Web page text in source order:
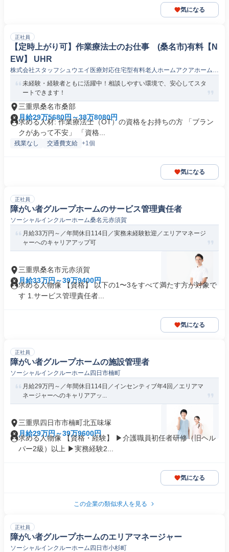
気になる
正社員
【定時上がり可】作業療法士のお仕事 (桑名市)有料【N
EW】 UHR
株式会社スタッフシュウエイ医療対応住宅型有料老人ホームアクアホームみ
え桑名
未経験・経験者ともに活躍中！相談しやすい環境で、安心してスタ
ートできます！
三重県桑名市桑部
月給29万5680円～38万8080円
求める人材: 作業療法士（OT）の資格をお持ちの方 「ブラン
クがあって不安」 「資格...
残業なし 交通費支給 +1個
気になる
正社員
障がい者グループホームのサービス管理責任者
ソーシャルインクルーホーム桑名元赤須賀
月給33万円～／年間休日114日／実務未経験歓迎／エリアマネージ
ャーへのキャリアアップ可
三重県桑名市元赤須賀
月給33万円～39万9400円
求める人物像 【資格】 以下の1〜3をすべて満たす方が対象で
す 1.サービス管理責任者...
気になる
正社員
障がい者グループホームの施設管理者
ソーシャルインクルーホーム四日市楠町
月給29万円～／年間休日114日／インセンティブ年4回／エリアマ
ネージャーへのキャリアアッ...
三重県四日市市楠町北五味塚
月給29万円～39万9600円
求める人物像 【資格・経験】 ▶介護職員初任者研修（旧ヘル
パー2級）以上 ▶実務経験2...
気になる
この企業の類似求人を見る
正社員
障がい者グループホームのエリアマネージャー
ソーシャルインクルーホーム四日市小杉町